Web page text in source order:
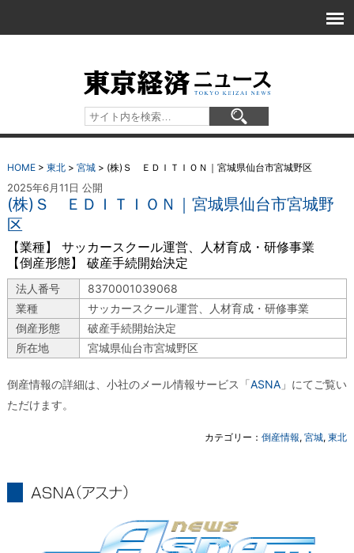
HOME> 東北> 宮城> (株)Ｓ ＥＤＩＴＩＯＮ｜宮城県仙台市宮城野区
2025年6月11日 公開
(株)Ｓ ＥＤＩＴＩＯＮ｜宮城県仙台市宮城野
区
【業種】 サッカースクール運営、人材育成・研修事業
【倒産形態】 破産手続開始決定
法人番号
8370001039068
業種
サッカースクール運営、人材育成・研修事業
倒産形態
破産手続開始決定
所在地
宮城県仙台市宮城野区
倒産情報の詳細は、小社のメール情報サービス「ASNA 」にてご覧い
ただけます。
カテゴリー：倒産情報,宮城,東北